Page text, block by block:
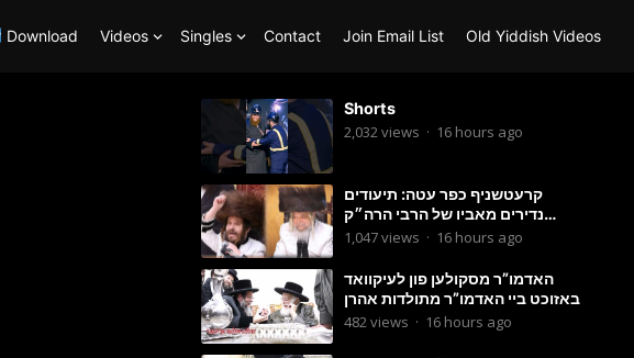
Download Videos Singles Contact Join Email List Old Yiddish Videos
Shorts
2,032views · 16 hours ago
קרעטשניף כפר עטה: תיעודים
נדירים מאביו של הרבי הרה״ק
מקרעטשניף סיגעט זי״ע לרגל יומא
1,047views · 16 hours ago
האדמו”ר מסקולען פון לעיקוואד
באזוכט ביי האדמו”ר מתולדות אהרן
482views · 16 hours ago